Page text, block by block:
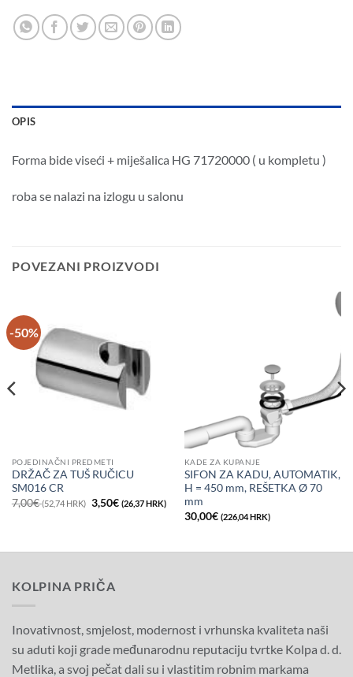
OPIS
Forma bide viseći + miješalica HG 71720000 ( u kompletu )
roba se nalazi na izlogu u salonu
POVEZANI PROIZVODI
-50%
POJEDINAČNI PREDMETI
DRŽAČ ZA TUŠ RUČICU
SM016 CR
7,00€(52,74 HRK) Izvorna
cijena
(52,74
3,50€ (26,37 HRK)Trenutna
cijena
HRK).
KADE ZA KUPANJE
SIFON ZA KADU, AUTOMATIK,
H = 450 mm, REŠETKA Ø 70
mm
30,00€ (226,04 HRK)
KOLPINA PRIČA
Inovativnost, smjelost, modernost i vrhunska kvaliteta naši
su aduti koji grade međunarodnu reputaciju tvrtke Kolpa d. d.
Metlika, a svoj pečat dali su i vlastitim robnim markama